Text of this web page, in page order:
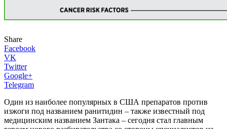
Share
Facebook
VK
Twitter
Google+
Telegram
Один из наиболее популярных в США препаратов против
изжоги под названием ранитидин – также известный под
медицинским названием Зантака – сегодня стал главным